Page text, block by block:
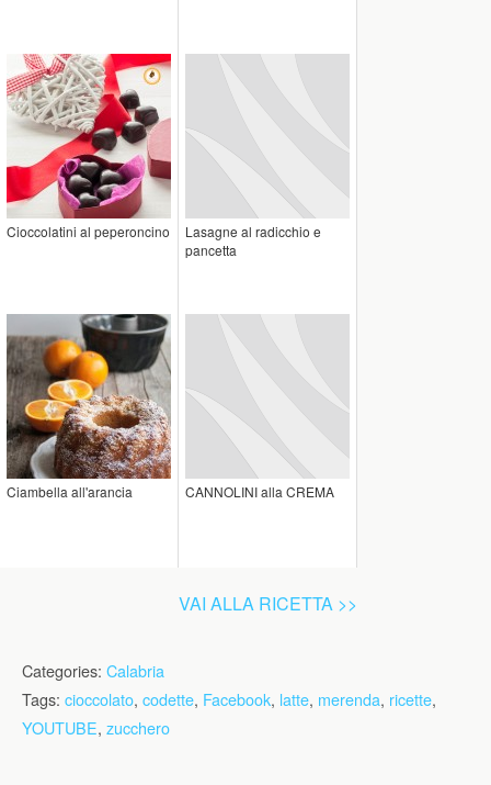
Cioccolatini al peperoncino
Lasagne al radicchio e
pancetta
Ciambella all'arancia CANNOLINI alla CREMA
VAI ALLA RICETTA >>
Categories: Calabria
Tags: cioccolato, codette, Facebook, latte, merenda, ricette,
YOUTUBE, zucchero